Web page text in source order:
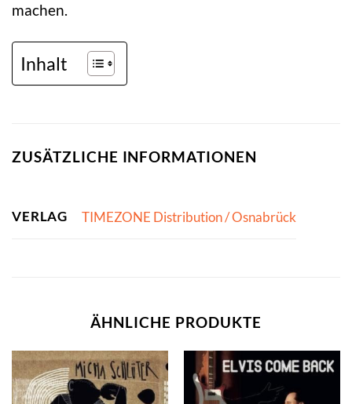
machen.
Inhalt
ZUSÄTZLICHE INFORMATIONEN
VERLAG TIMEZONE Distribution / Osnabrück
ÄHNLICHE PRODUKTE